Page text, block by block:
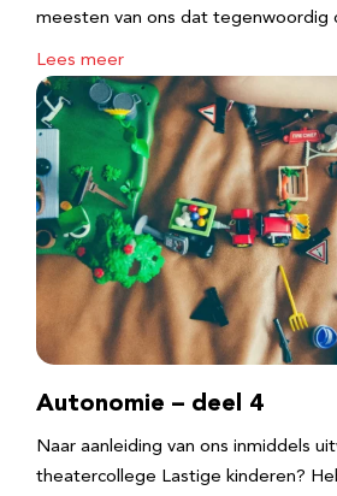
meesten van ons dat tegenwoordig
Lees meer
Autonomie – deel 4
Naar aanleiding van ons inmiddels
theatercollege Lastige kinderen?